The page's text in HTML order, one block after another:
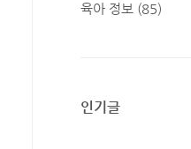
육아 정보 (85)
인기글